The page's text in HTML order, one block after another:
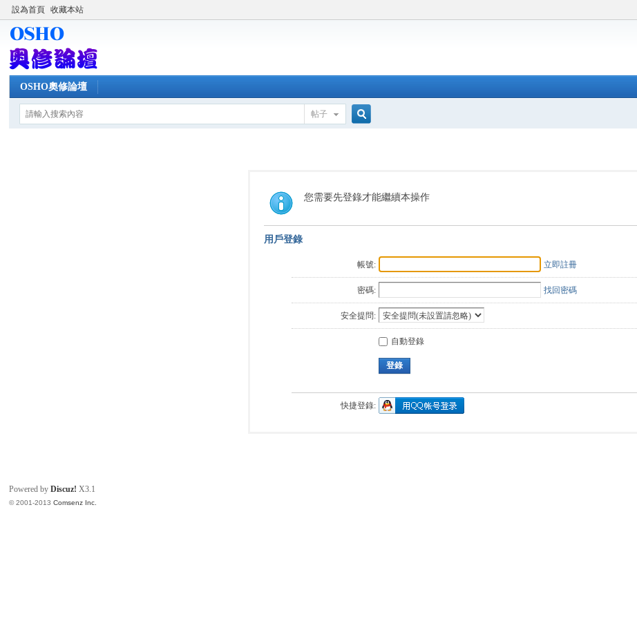
設為首頁 收藏本站
OSHO奧修論壇
帖子
索
您需要先登錄才能繼續本操作
用戶登錄
帳號: 立即註冊
密碼: 找回密碼
安全提問:
自動登錄
登錄
快捷登錄:
Powered byDiscuz! X3.1
© 2001-2013Comsenz Inc.